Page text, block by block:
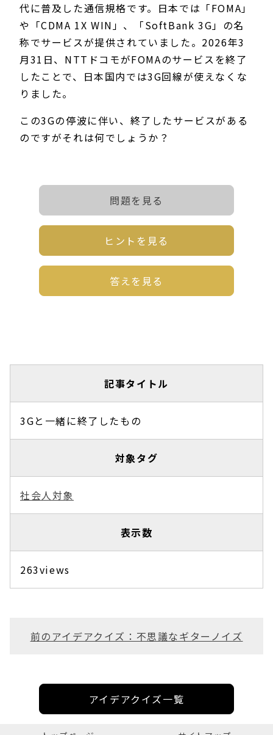
代に普及した通信規格です。日本では「FOMA」
や「CDMA 1X WIN」、「SoftBank 3G」の名
称でサービスが提供されていました。2026年3
月31日、NTTドコモがFOMAのサービスを終了
したことで、日本国内では3G回線が使えなくな
りました。
この3Gの停波に伴い、終了したサービスがある
のですがそれは何でしょうか？
問題を見る
ヒントを見る
答えを見る
記事タイトル
3Gと一緒に終了したもの
対象タグ
社会人対象
表示数
263views
前のアイデアクイズ：不思議なギターノイズ
アイデアクイズ一覧